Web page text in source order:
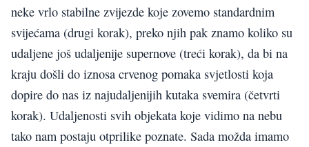
neke vrlo stabilne zvijezde koje zovemo standardnim
svijećama (drugi korak), preko njih pak znamo koliko su
udaljene još udaljenije supernove (treći korak), da bi na
kraju došli do iznosa crvenog pomaka svjetlosti koja
dopire do nas iz najudaljenijih kutaka svemira (četvrti
korak). Udaljenosti svih objekata koje vidimo na nebu
tako nam postaju otprilike poznate. Sada možda imamo